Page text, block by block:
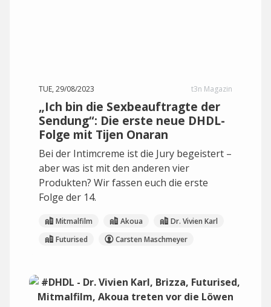
TUE, 29/08/2023 t3n Magazin
„Ich bin die Sexbeauftragte der
Sendung“: Die erste neue DHDL-
Folge mit Tijen Onaran
Bei der Intimcreme ist die Jury begeistert –
aber was ist mit den anderen vier
Produkten? Wir fassen euch die erste
Folge der 14.
Mitmalfilm Akoua
Dr. Vivien Karl
Futurised
Carsten Maschmeyer